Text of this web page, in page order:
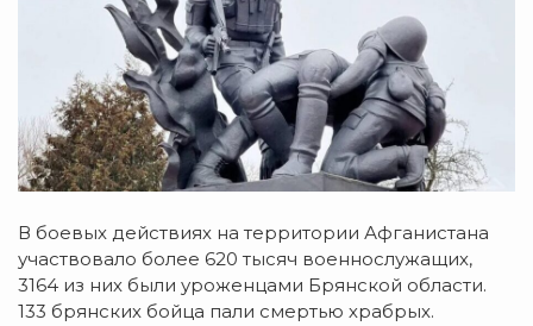
В боевых действиях на территории Афганистана
участвовало более 620 тысяч военнослужащих,
3164 из них были уроженцами Брянской области.
133 брянских бойца пали смертью храбрых.